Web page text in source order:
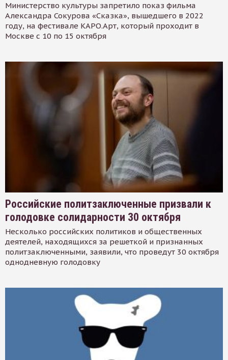
Министерство культуры запретило показ фильма
Александра Сокурова «Сказка», вышедшего в 2022
году, на фестивале КАРО.Арт, который проходит в
Москве с 10 по 15 октября
Российские политзаключенные призвали к
голодовке солидарности 30 октября
Несколько российских политиков и общественных
деятелей, находящихся за решеткой и признанных
политзаключенными, заявили, что проведут 30 октября
однодневную голодовку